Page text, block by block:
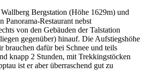
Bergstation (Höhe 1629m) und
Panorama-Restaurant nebst
von den Gebäuden der Talstation
gegenüber) hinauf. Die Aufstiegshöhe
brauchen dafür bei Schnee und teils
knapp 2 Stunden, mit Trekkingstöcken
ist er aber überraschend gut zu